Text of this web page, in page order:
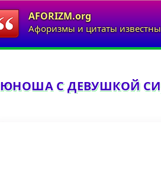
AFORIZM.org
Афоризмы и цитаты
ЮНОША С ДЕВУШКОЙ